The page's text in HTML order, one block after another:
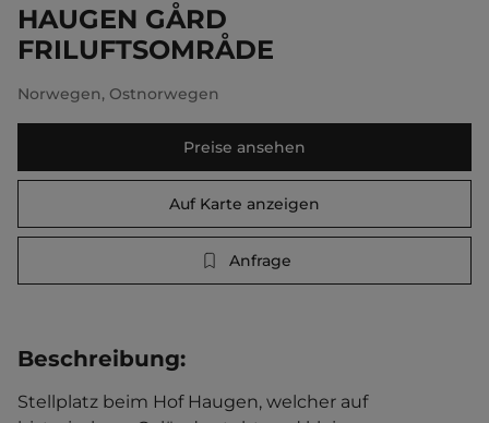
HAUGEN GÅRD
FRILUFTSOMRÅDE
Norwegen, Ostnorwegen
Preise ansehen
Auf Karte anzeigen
Anfrage
Beschreibung:
Stellplatz beim Hof Haugen, welcher auf